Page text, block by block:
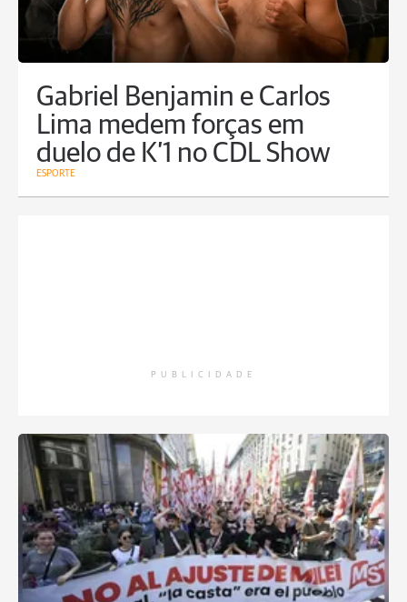
Gabriel Benjamin e Carlos
Lima medem forças em
duelo de K’1 no CDL Show
ESPORTE
PUBLICIDADE